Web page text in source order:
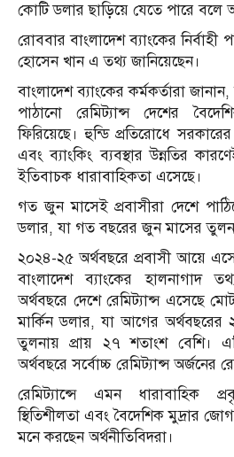
কোটি ডলার ছাড়িয়ে যেতে পারে বলে
রোববার বাংলাদেশ ব্যাংকের
হোসেন খান এ তথ্য জানিয়েছেন।
বাংলাদেশ ব্যাংকের কর্মকর্তারা জানান,
পাঠানো রেমিট্যান্স দেশের
ফিরিয়েছে। হুন্ডি প্রতিরোধে
এবং ব্যাংকিং ব্যবস্থার উন্নতির
ইতিবাচক ধারাবাহিকতা এসেছে।
গত জুন মাসেই প্রবাসীরা দেশে
ডলার, যা গত বছরের জুন মাসের
২০২৪-২৫ অর্থবছরে প্রবাসী আয়ে
বাংলাদেশ ব্যাংকের হালনাগাদ
অর্থবছরে দেশে রেমিট্যান্স এসেছে
মার্কিন ডলার, যা আগের
তুলনায় প্রায় ২৭ শতাংশ বেশি।
অর্থবছরে সর্বোচ্চ রেমিট্যান্স অর্জনের
রেমিট্যান্সে এমন ধারাবাহিক
স্থিতিশীলতা এবং বৈদেশিক মুদ্রার
মনে করছেন অর্থনীতিবিদরা।